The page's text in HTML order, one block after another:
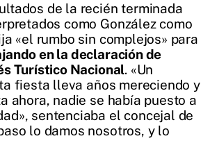
de la recién terminada
como González como
«el rumbo sin complejos» para
en la declaración de
Turístico Nacional. «Un
fiesta lleva años mereciendo y
ahora, nadie se había puesto a
sentenciaba el concejal de
lo damos nosotros, y lo